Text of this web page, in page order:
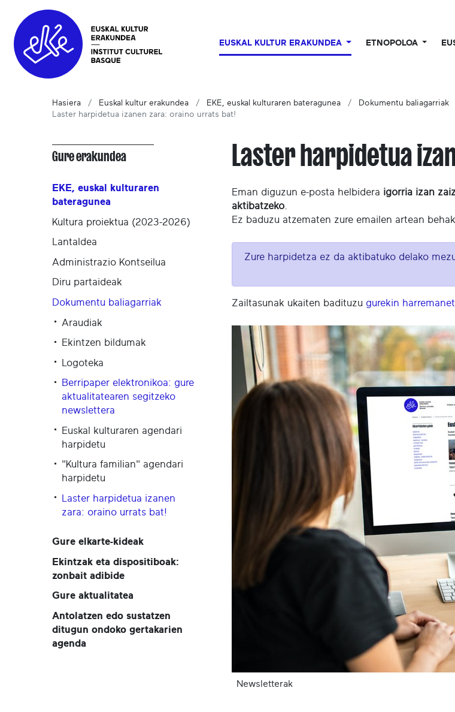
EUSKAL KULTUR ERAKUNDEA ETNOPOLOA
Hasiera Euskal kultur erakundea EKE, euskal kulturaren bateragunea Dokumentu baliagarriak
Laster harpidetua izanen zara: oraino urrats bat!
Laster harpidetua
Eman diguzun e-posta helbidera igorria izan
aktibatzeko
Ez baduzu atzematen zure emailen artean
Zure harpidetza ez da aktibatuko delako
Zailtasunak ukaiten badituzu gurekin
Newsletterak
Gure erakundea
EKE, euskal kulturaren
bateragunea
Kultura proiektua (2023-2026)
Lantaldea
Administrazio Kontseilua
Diru partaideak
Dokumentu baliagarriak
Araudiak
Ekintzen bildumak
Logoteka
Berripaper elektronikoa: gure
aktualitatearen segitzeko
newslettera
Euskal kulturaren agendari
harpidetu
"Kultura familian" agendari
harpidetu
Laster harpidetua izanen
zara: oraino urrats bat!
Gure elkarte-kideak
Ekintzak eta dispositiboak:
zonbait adibide
Gure aktualitatea
Antolatzen edo sustatzen
ditugun ondoko gertakarien
agenda